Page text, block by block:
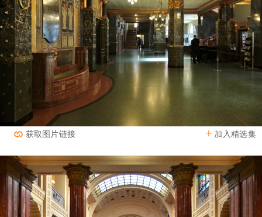
加入精选集
获取图片链接